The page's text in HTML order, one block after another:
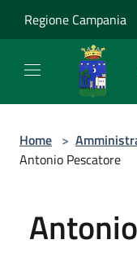
Regione Campania
Home >
Antonio Pescatore